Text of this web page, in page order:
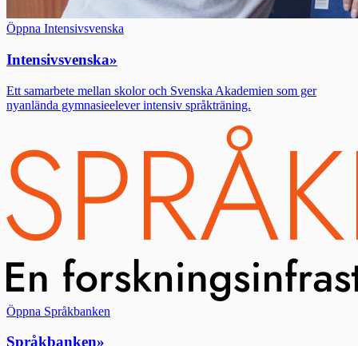
Öppna Intensivsvenska
Intensivsvenska»
Ett samarbete mellan skolor och Svenska Akademien som ger
nyanlända gymnasieelever intensiv språkträning.
Öppna Språkbanken
Språkbanken»